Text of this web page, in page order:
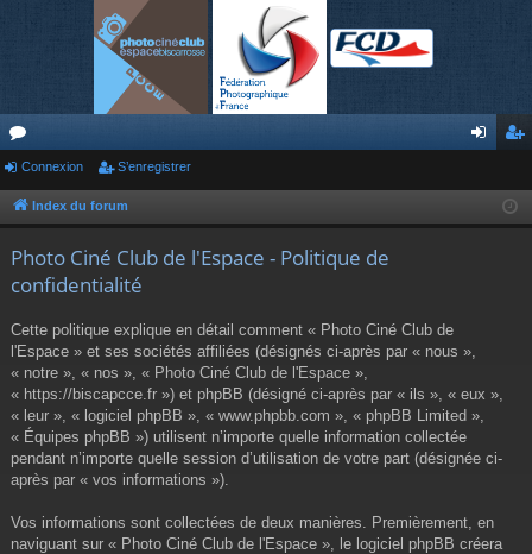
or
u nr
Connexion S’enregistrer
Index du forum
Photo Ciné Club de l'Espace - Politique de
confidentialité
Cette politique explique en détail comment « Photo Ciné Club de
l'Espace » et ses sociétés affiliées (désignés ci-après par « nous »,
« notre », « nos », « Photo Ciné Club de l'Espace »,
« https://biscapcce.fr ») et phpBB (désigné ci-après par « ils », « eux »,
« leur », « logiciel phpBB », « www.phpbb.com », « phpBB Limited »,
« Équipes phpBB ») utilisent n’importe quelle information collectée
pendant n’importe quelle session d’utilisation de votre part (désignée ci-
après par « vos informations »).
Vos informations sont collectées de deux manières. Premièrement, en
naviguant sur « Photo Ciné Club de l'Espace », le logiciel phpBB créera